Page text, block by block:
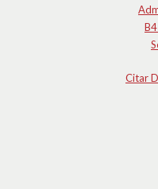
Citar